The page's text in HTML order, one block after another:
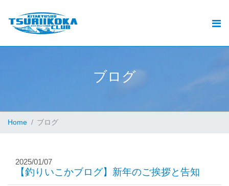
.
ブ ロ グ
Home ブログ
2025/01/07
【釣りいこかブログ】新年のご挨拶と告知
加盟遊漁船情報